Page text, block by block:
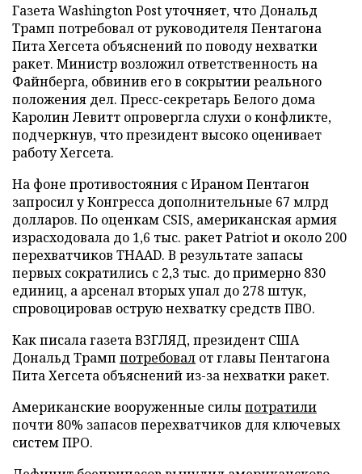
Газета Washington Post уточняет, что Дональд
Трамп потребовал от руководителя Пентагона
Пита Хегсета объяснений по поводу нехватки
ракет. Министр возложил ответственность на
Файнберга, обвинив его в сокрытии реального
положения дел. Пресс-секретарь Белого дома
Каролин Левитт опровергла слухи о конфликте,
подчеркнув, что президент высоко оценивает
работу Хегсета.
На фоне противостояния с Ираном Пентагон
запросил у Конгресса дополнительные 67 млрд
долларов. По оценкам CSIS, американская армия
израсходовала до 1,6 тыс. ракет Patriot и около 200
перехватчиков THAAD. В результате запасы
первых сократились с 2,3 тыс. до примерно 830
единиц, а арсенал вторых упал до 278 штук,
спровоцировав острую нехватку средств ПВО.
Как писала газета ВЗГЛЯД, президент США
Дональд Трамп потребовал от главы Пентагона
Пита Хегсета объяснений из-за нехватки ракет.
Американские вооруженные силыпотратили
почти 80% запасов перехватчиков для ключевых
систем ПРО.